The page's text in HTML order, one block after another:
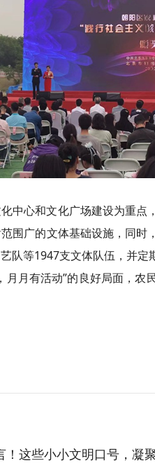
中心和文化广场建设为重点
围广的文体基础设施，同
队等1947支文体队伍，并定
月月有活动”的良好局面，
！这些小小文明口号，凝